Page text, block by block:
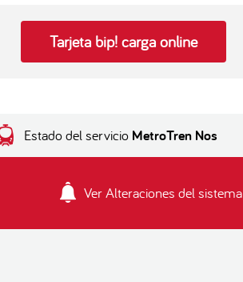
Tarjeta bip! carga online
Estado del servicio MetroTren Nos
Ver Alteraciones del sistema